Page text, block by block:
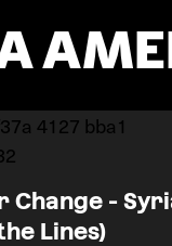
Change -
Lines)